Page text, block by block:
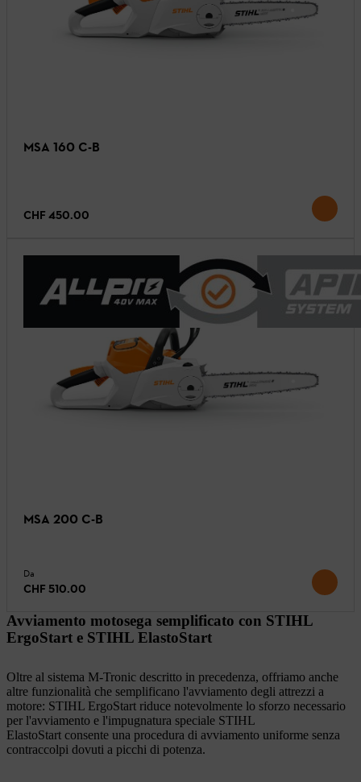
MSA 160 C-B
CHF 450.00
MSA 200 C-B
Da
CHF 510.00
Avviamento motosega semplificato con STIHL
ErgoStart e STIHL ElastoStart
Oltre al sistema M-Tronic descritto in precedenza, offriamo anche
altre funzionalità che semplificano l'avviamento degli attrezzi a
motore: STIHL ErgoStart riduce notevolmente lo sforzo necessario
per l'avviamento e l'impugnatura speciale STIHL
ElastoStart consente una procedura di avviamento uniforme senza
contraccolpi dovuti a picchi di potenza.